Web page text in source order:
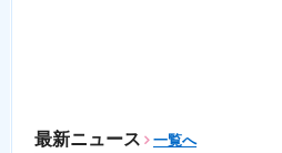
最新ニュース 一覧へ